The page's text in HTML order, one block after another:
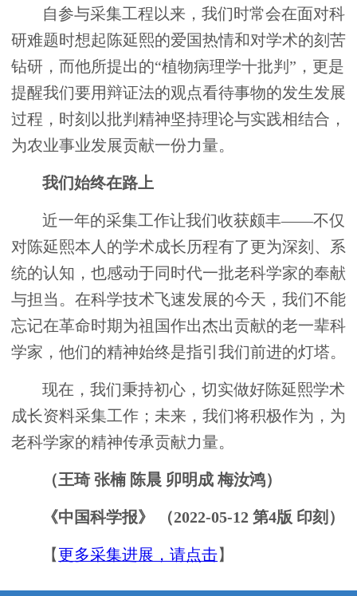
自参与采集工程以来，我们时常会在面对科
研难题时想起陈延熙的爱国热情和对学术的刻苦
钻研，而他所提出的“植物病理学十批判”，更是
提醒我们要用辩证法的观点看待事物的发生发展
过程，时刻以批判精神坚持理论与实践相结合，
为农业事业发展贡献一份力量。
我们始终在路上
近一年的采集工作让我们收获颇丰——不仅
对陈延熙本人的学术成长历程有了更为深刻、系
统的认知，也感动于同时代一批老科学家的奉献
与担当。在科学技术飞速发展的今天，我们不能
忘记在革命时期为祖国作出杰出贡献的老一辈科
学家，他们的精神始终是指引我们前进的灯塔。
现在，我们秉持初心，切实做好陈延熙学术
成长资料采集工作；未来，我们将积极作为，为
老科学家的精神传承贡献力量。
（王琦 张楠 陈晨 卯明成 梅汝鸿）
《中国科学报》 （2022-05-12 第4版 印刻）
【更多采集进展，请点击】